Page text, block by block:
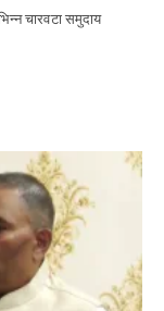
चारवटा समुदाय